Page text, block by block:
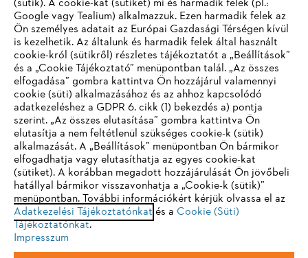
STIHL GYIK
Szerviz
Adatvédelem Impresszum Cookie tájékoztató
Jogi információk
IHR BROWSER WIRD NICHT
UNTERSTÜTZT
Sie nutzen einen Browser, den wir noch nicht unterstützen. Für
eine optimale Nutzung unserer Seite empfehlen wir Ihnen, zu
einem der folgenden Browser zu wechseln:
Firefox Chrome
(sütik). A cookie-kat (sütiket) mi és harmadik felek (pl.:
Google vagy Tealium) alkalmazzuk. Ezen harmadik felek az
Ön személyes adatait az Európai Gazdasági Térségen kívül
is kezelhetik. Az általunk és harmadik felek által használt
cookie-król (sütikről) részletes tájékoztatót a „Beállítások”
és a „Cookie Tájékoztató” menüpontban talál. „Az összes
elfogadása” gombra kattintva Ön hozzájárul valamennyi
cookie (süti) alkalmazásához és az ahhoz kapcsolódó
adatkezeléshez a GDPR 6. cikk (1) bekezdés a) pontja
szerint. „Az összes elutasítása” gombra kattintva Ön
elutasítja a nem feltétlenül szükséges cookie-k (sütik)
alkalmazását. A „Beállítások” menüpontban Ön bármikor
elfogadhatja vagy elutasíthatja az egyes cookie-kat
(sütiket). A korábban megadott hozzájárulását Ön jövőbeli
hatállyal bármikor visszavonhatja a „Cookie-k (sütik)”
menüpontban. További információkért kérjük olvassa el az
Adatkezelési Tájékoztatónkat és a Cookie (Süti)
Tájékoztatónkat.
Impresszum